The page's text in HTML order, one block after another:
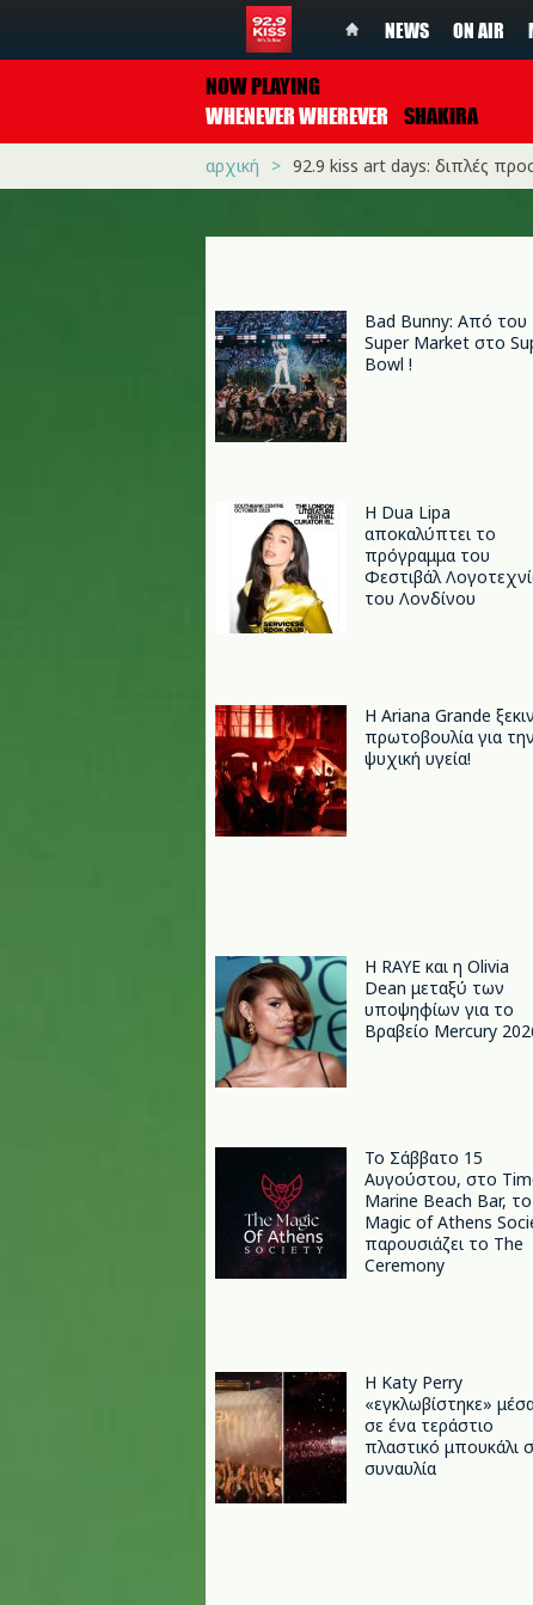
NEWS ON AIR
NOW PLAYING
WHENEVER WHEREVER
SHAKIRA
αρχική 92.9 kiss art days: διπλές
Bad Bunny: Από του
Super Market στο
Bowl !
Η Dua Lipa
αποκαλύπτει το
πρόγραμμα του
Φεστιβάλ
του Λονδίνου
Η Ariana Grande
πρωτοβουλία για την
ψυχική υγεία!
Η RAYE και η Olivia
Dean μεταξύ των
υποψηφίων για το
Βραβείο Mercury
Το Σάββατο 15
Αυγούστου, στο
Marine Beach Bar, το
Magic of Athens
παρουσιάζει το The
Ceremony
H Katy Perry
«εγκλωβίστηκε»
σε ένα τεράστιο
πλαστικό μπουκάλι
συναυλία